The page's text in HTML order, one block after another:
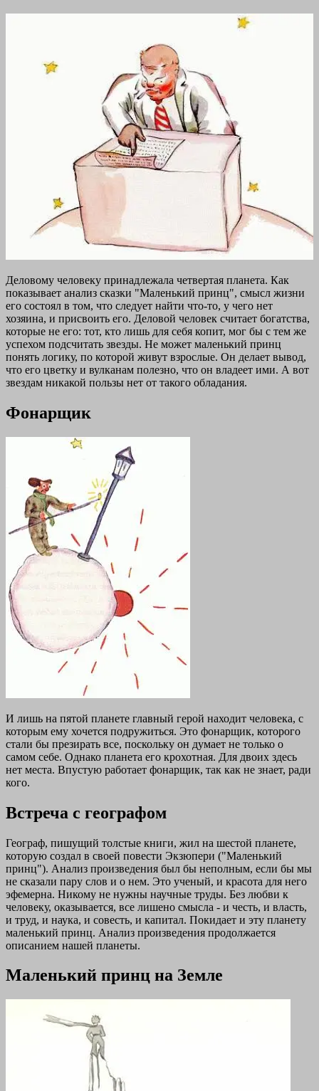
Деловому человеку принадлежала четвертая планета. Как
показывает анализ сказки "Маленький принц", смысл жизни
его состоял в том, что следует найти что-то, у чего нет
хозяина, и присвоить его. Деловой человек считает богатства,
которые не его: тот, кто лишь для себя копит, мог бы с тем же
успехом подсчитать звезды. Не может маленький принц
понять логику, по которой живут взрослые. Он делает вывод,
что его цветку и вулканам полезно, что он владеет ими. А вот
звездам никакой пользы нет от такого обладания.
Фонарщик
И лишь на пятой планете главный герой находит человека, с
которым ему хочется подружиться. Это фонарщик, которого
стали бы презирать все, поскольку он думает не только о
самом себе. Однако планета его крохотная. Для двоих здесь
нет места. Впустую работает фонарщик, так как не знает, ради
кого.
Встреча с географом
Географ, пишущий толстые книги, жил на шестой планете,
которую создал в своей повести Экзюпери ("Маленький
принц"). Анализ произведения был бы неполным, если бы мы
не сказали пару слов и о нем. Это ученый, и красота для него
эфемерна. Никому не нужны научные труды. Без любви к
человеку, оказывается, все лишено смысла - и честь, и власть,
и труд, и наука, и совесть, и капитал. Покидает и эту планету
маленький принц. Анализ произведения продолжается
описанием нашей планеты.
Маленький принц на Земле